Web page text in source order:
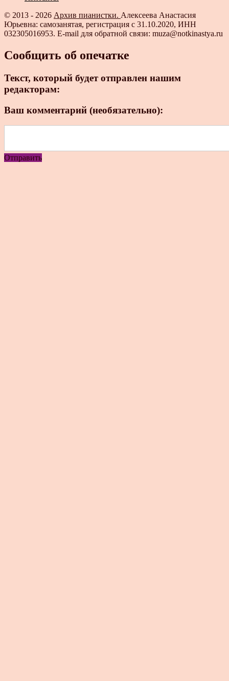
© 2013 - 2026 Архив пианистки. Алексеева Анастасия
Юрьевна: самозанятая, регистрация с 31.10.2020, ИНН
032305016953. E-mail для обратной связи: muza@notkinastya.ru
Сообщить об опечатке
Текст, который будет отправлен нашим
редакторам:
Ваш комментарий (необязательно):
Отправить